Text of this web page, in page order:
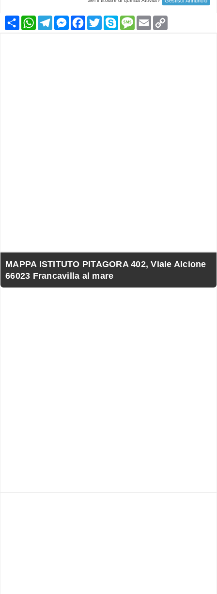
CondividiWhatsApp
TelegramMessenger
Facebook
TwitterSkypeMessage
Email
MAPPA ISTITUTO PITAGORA 402, Viale Alcione
66023 Francavilla al mare